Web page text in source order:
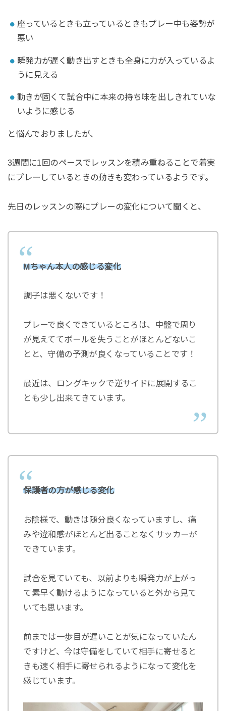
座っているときも立っているときもプレー中も姿勢が
悪い
瞬発力が遅く動き出すときも全身に力が入っているよ
うに見える
動きが固くて試合中に本来の持ち味を出しきれていな
いように感じる
⁡と悩んでおりましたが、
3週間に1回のペースでレッスンを積み重ねることで着実
にプレーしているときの動きも変わっているようです。
⁡先日のレッスンの際にプレーの変化について聞くと、⁡
Mちゃん本人の感じる変化
⁡調子は悪くないです！
プレーで良くできているところは、中盤で周り
が見えててボールを失うことがほとんどないこ
とと、守備の予測が良くなっていることです！
最近は、ロングキックで逆サイドに展開するこ
とも少し出来てきています。
保護者の方が感じる変化
⁡お陰様で、動きは随分良くなっていますし、痛
みや違和感がほとんど出ることなくサッカーが
できています。
試合を見ていても、以前よりも瞬発力が上がっ
て素早く動けるようになっていると外から見て
いても思います。
前までは一歩目が遅いことが気になっていたん
ですけど、今は守備をしていて相手に寄せると
きも速く相手に寄せられるようになって変化を
感じています。